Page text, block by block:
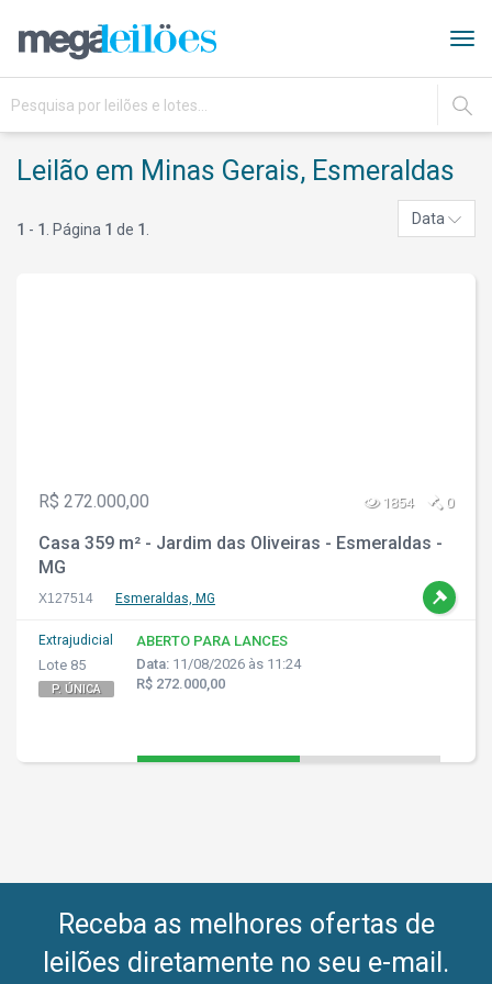
IR
Leilão em Minas Gerais, Esmeraldas
1 - 1 . Página 1 de 1
Data
R$ 272.000,00 1854 0
Casa 359 m² - Jardim das Oliveiras - Esmeraldas -
MG
X127514 Esmeraldas, MG
Extrajudicial
Lote 85
P. ÚNICA
ABERTO PARA LANCES
Data: 11/08/2026 às 11:24
R$ 272.000,00
Receba as melhores ofertas de
leilões diretamente no seu e-mail.